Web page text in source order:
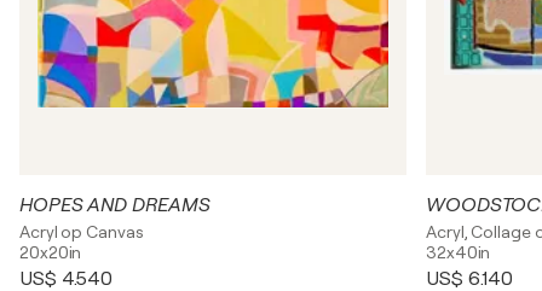
HOPES AND DREAMS
Acryl op Canvas
20x20in
US$ 4.540
Acryl, Collage
32x40in
US$ 6.140